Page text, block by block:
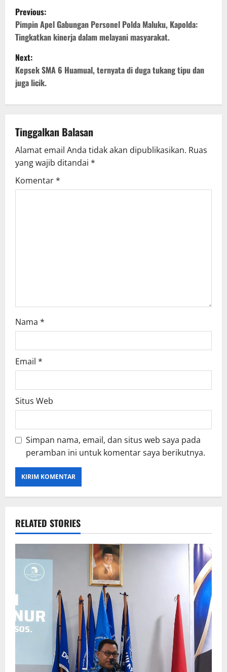
P
o
s
t
n
v
i
g
Previous:
Pimpin Apel Gabungan Personel Polda Maluku, Kapolda:
Tingkatkan kinerja dalam melayani masyarakat.
Next:
Kepsek SMA 6 Huamual, ternyata di duga tukang tipu dan
juga licik.
Tinggalkan Balasan
Alamat email Anda tidak akan dipublikasikan. Ruas
yang wajib ditandai *
Komentar*
Nama *
Email *
Situs Web
Simpan nama, email, dan situs web saya pada
peramban ini untuk komentar saya berikutnya.
RELATED STORIES